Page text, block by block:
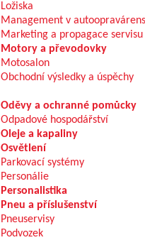
Ložiska
Management v
Marketing a propagace servisu
Motory a převodovky
Motosalon
Obchodní výsledky a úspěchy
Oděvy a ochranné pomůcky
Odpadové hospodářství
Oleje a kapaliny
Osvětlení
Parkovací systémy
Personálie
Personalistika
Pneu a příslušenství
Pneuservisy
Podvozek